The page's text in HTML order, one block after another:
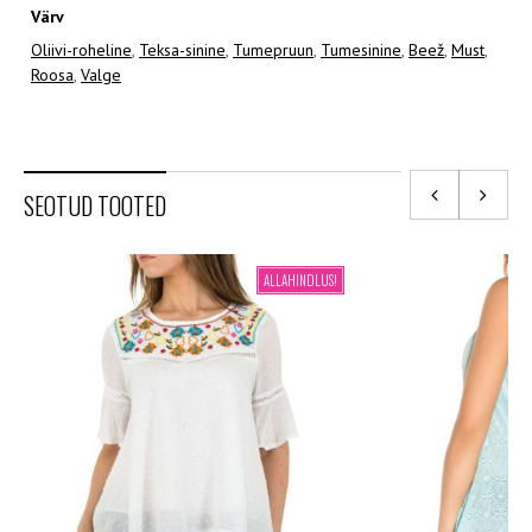
Värv
Oliivi-roheline, Teksa-sinine, Tumepruun, Tumesinine, Beež, Must,
Roosa, Valge
SEOTUD TOOTED
ALLAHINDLUS!